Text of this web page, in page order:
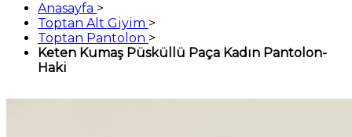
Anasayfa >
Toptan Alt Giyim >
Toptan Pantolon >
Keten Kumaş Püsküllü Paça Kadın Pantolon-
Haki